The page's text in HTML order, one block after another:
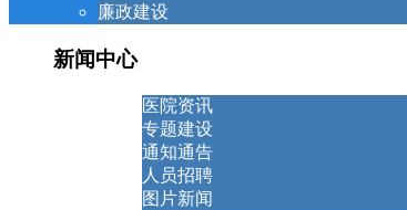
廉政建设
新闻中心
医院资讯
专题建设
通知通告
人员招聘
图片新闻